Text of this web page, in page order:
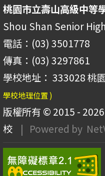
桃園市立壽山高級中等
Shou Shan Senior
電話：(03) 3501778
傳真：(03) 3297861
學校地址： 333028 桃
學校地理位置 )
版權所有 © 2015 - 2026
校
| Powered by